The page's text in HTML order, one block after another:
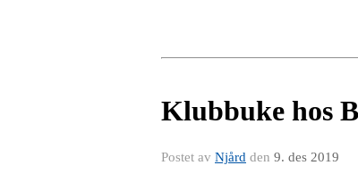
Klubbuke hos
Postet av Njård den 9. des 2019